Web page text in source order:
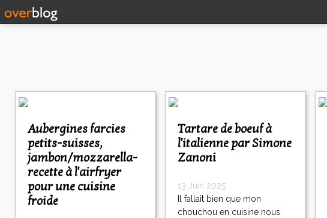
Aubergines farcies
petits-suisses,
jambon/mozzarella-
recette à l'airfryer
pour une cuisine
froide
Tartare de boeuf à
l'italienne par Simone
Zanoni
13 Juin 2025
Il fallait bien que mon
chouchou en cuisine nous
<
<